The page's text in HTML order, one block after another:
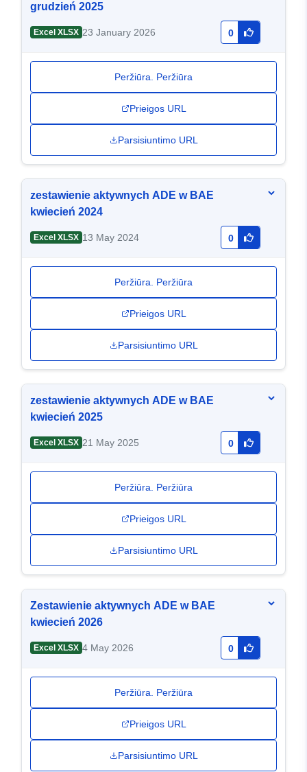
grudzień 2025
Excel XLSX 23 January 2026 0
Peržiūra. Peržiūra
Prieigos URL
Parsisiuntimo URL
zestawienie aktywnych ADE w BAE
kwiecień 2024
Excel XLSX 13 May 2024 0
Peržiūra. Peržiūra
Prieigos URL
Parsisiuntimo URL
zestawienie aktywnych ADE w BAE
kwiecień 2025
Excel XLSX 21 May 2025 0
Peržiūra. Peržiūra
Prieigos URL
Parsisiuntimo URL
Zestawienie aktywnych ADE w BAE
kwiecień 2026
Excel XLSX 4 May 2026 0
Peržiūra. Peržiūra
Prieigos URL
Parsisiuntimo URL